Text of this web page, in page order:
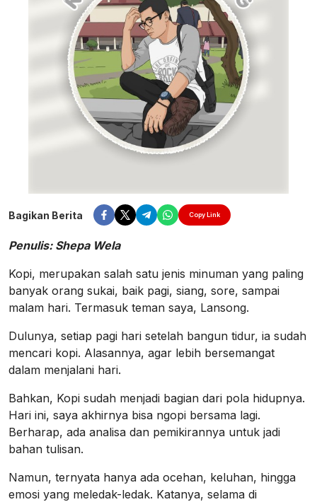
Bagikan Berita Copy Link
Penulis: Shepa Wela
Kopi, merupakan salah satu jenis minuman yang paling
banyak orang sukai, baik pagi, siang, sore, sampai
malam hari. Termasuk teman saya, Lansong.
Dulunya, setiap pagi hari setelah bangun tidur, ia sudah
mencari kopi. Alasannya, agar lebih bersemangat
dalam menjalani hari.
Bahkan, Kopi sudah menjadi bagian dari pola hidupnya.
Hari ini, saya akhirnya bisa ngopi bersama lagi.
Berharap, ada analisa dan pemikirannya untuk jadi
bahan tulisan.
Namun, ternyata hanya ada ocehan, keluhan, hingga
emosi yang meledak-ledak. Katanya, selama di